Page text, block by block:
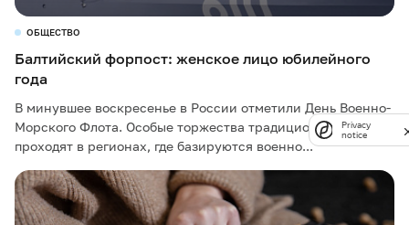
ОБЩЕСТВО
Балтийский форпост: женское лицо юбилейного
года
В минувшее воскресенье в России отметили День Военно-
Морского Флота. Особые торжества традиционно
проходят в регионах, где базируются военно...
Privacy
notice